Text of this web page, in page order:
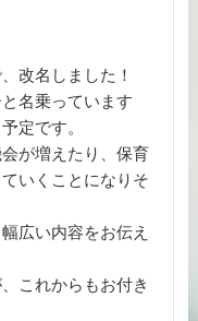
改名しました！
名乗っています
定です。
が増えたり、保育
いくことになりそ
広い内容をお伝え
これからもお付き